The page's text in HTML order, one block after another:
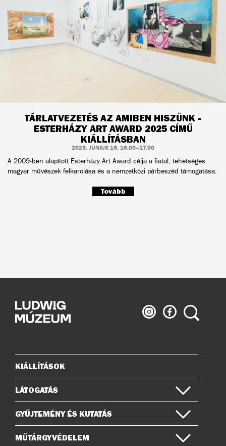
TÁRLATVEZETÉS AZ AMIBEN HISZÜNK -
ESTERHÁZY ART AWARD 2025 CÍMŰ
KIÁLLÍTÁSBAN
2025. JÚNIUS 15. 16.00–17.00
A 2009-ben alapított Esterházy Art Award célja a fiatal, tehetséges
magyar művészek felkarolása és a nemzetközi párbeszéd támogatása.
Tovább
Ludwig
Múzeum
Ludwig
Múzeum
Keresés
Oldaltérkép
KIÁLLÍTÁSOK
LÁTOGATÁS
GYŰJTEMÉNY ÉS KUTATÁS
MŰTÁRGYVÉDELEM